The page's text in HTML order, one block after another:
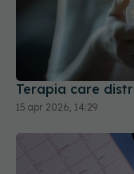
Terapia care
15 apr 2026, 14:29